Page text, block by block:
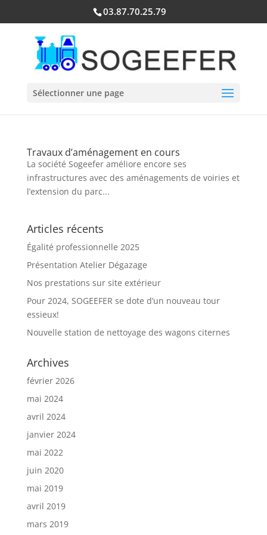
03.87.70.25.79
Sélectionner une page
Travaux d’aménagement en cours
La société Sogeefer améliore encore ses
infrastructures avec des aménagements de voiries et
l’extension du parc...
Articles récents
Égalité professionnelle 2025
Présentation Atelier Dégazage
Nos prestations sur site extérieur
Pour 2024, SOGEEFER se dote d’un nouveau tour
essieux!
Nouvelle station de nettoyage des wagons citernes
Archives
février 2026
mai 2024
avril 2024
janvier 2024
mai 2022
juin 2020
mai 2019
avril 2019
mars 2019